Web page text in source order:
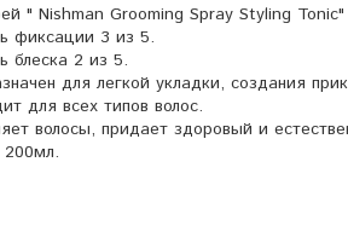
" Nishman Grooming Spray Styling
фиксации 3 из 5.
блеска 2 из 5.
для легкой укладки, создания
для всех типов волос.
волосы, придает здоровый и